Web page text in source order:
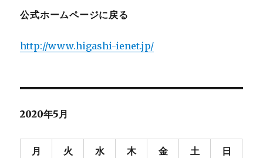
公式ホームページに戻る
http://www.higashi-ienet.jp/
2020年5月
月 火 水 木 金 土 日